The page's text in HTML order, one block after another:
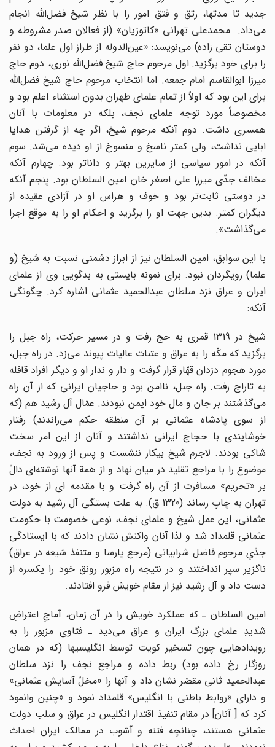
جدید تا مدتها، رتق و فتق امور را با نظر شیخ فضل‌اللّه‌ انجام
مى‌داد. محمدعلى تهرانى «کاتوزیان» (از فعالان صدر مشروطه و
دوستان تقى زاده) مى‌نویسد: «عین‌الدوله از طراز اول علما، دو نفر
را براى خود برگزید: اول مرحوم حاج شیخ فضل‌اللّه‌ نورى، دوم حاج
میرزا ابوالقاسم امام جمعه. اما انتخاب مرحوم حاج شیخ فضل‌اللّه‌
براى این بود که اولاً از تمام علماى طهران بدون استثناء اعلم بود و
مخصوصاً مورد توجه علماى نجف، بلکه در معلومات با آنان
همسرى داشت. دوم آنکه مرحوم شیخ، اگر چه از گرفتن هدایا
ابایى نداشت، ولى کمتر ناسخ و منسوخ از او دیده مى‌شد. سوم
آنکه در امور سیاسى از سایرین بهتر و داناتر بود. چهارم آنکه
مخالف جدّى میرزا على اصغر خان امین السلطان بود. پنجم آنکه
در دوستى ثابت‌تر بود و خوف و هراس او در آزادى عقیده از
دیگران کمتر. بدین جهت او را برگزید و احکام او را به موقع اجرا
مى‌گذاشت».
با این سوابق، امین السلطان نیز از ابراز دشمنى نسبت به شیخ (و
علما) رویگردان نبود. براى نمونه بایستى به بدگویى وى از علماى
ایران و عراق نزد سلطان عبدالحمید عثمانى اشاره کرد. چگونگى
آنکه:
شیخ در 1319 قمرى به حج رفت و در مسیر حرکت، راه جبل را
برگزید که مکّه را به عراق و عتبات عالیات پیوند مى‌زد. در راه جبل،
مورد هجوم دزدان قهّار قرار گرفت و دار و ندار او و دیگر افراد قافله
به تاراج رفت. راه جبل، ناامن بود و حاجیان ایرانى که از آن راه
مى‌گذشتند بر جان و مال خود ایمن نبودند. عمّال آل رشید هم (که
از سوى پادشاه عثمانى بر آن منطقه حکم مى‌راندند) رفتار
خوشایندى با حجاج ایرانى نداشتند و آنان از این امر سخت
شاکى بودند. لاجرم شیخ بیکار ننشست و پس از ورود به نجف،
موضوع را با مراجع تقلید در میان نهاد و از همة آنها نوشته‌اى دالّ
بر «تحریم» مسافرت از آن راه گرفت و با مقدمه اى از خود، در
تهران به چاپ رساند (1320 ق). به علت بستگى آل رشید به دولت
عثمانى، این عمل شیخ و علماى نجف، نوعى خصومت با حکومت
عثمانى قلمداد شد و لذا آنان واکنش نشان دادند که با ایستادگى
جدّىِ مرحوم فاضل شرابیانى (مرجع پارسا و متنفذ شیعه در عراق)
ناگزیر سپر انداختند و در نتیجه راه مزبور رونق خود را یکسره از
دست داد و آل رشید نیز از مقام خویش فرو افتادند.
امین السلطان ـ که عملکرد خویش را در آن زمان، آماجِ اعتراضِ
شدیدِ علماى بزرگ ایران و عراق مى‌دید ـ فتاوى مزبور را به
رویدادهایى چون تسخیر کویت توسط انگلیسیها (که در همان
روزگار رخ داده بود) ربط داده و مراجع نجف را نزد سلطان
عبدالحمید ثانى مقصّر نشان داد و آنها را «مخلّ آسایش عثمانى»
و داراى «روابط باطنى با انگلیس» قلمداد نمود و «چنین وانمود
کرد که [ آنان] در مقام تنفیذ اقتدار انگلیس در عراق و سلب دولت
عثمانى هستند، چنانچه فتنه و آشوب در ممالک ایران احداث